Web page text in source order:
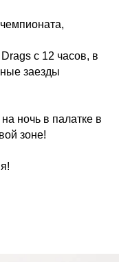
с 12 часов, в
заезды
ночь в палатке в
зоне!